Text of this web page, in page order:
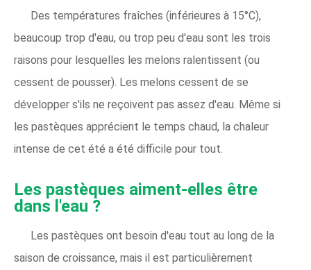
Des températures fraîches (inférieures à 15°C),
beaucoup trop d'eau, ou trop peu d'eau sont les trois
raisons pour lesquelles les melons ralentissent (ou
cessent de pousser). Les melons cessent de se
développer s'ils ne reçoivent pas assez d'eau. Même si
les pastèques apprécient le temps chaud, la chaleur
intense de cet été a été difficile pour tout.
Les pastèques aiment-elles être
dans l'eau ?
Les pastèques ont besoin d'eau tout au long de la
saison de croissance, mais il est particulièrement